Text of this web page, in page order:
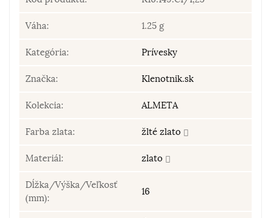
Váha: 1.25 g
Kategória: Prívesky
Značka: Klenotnik.sk
Kolekcia: ALMETA
Farba zlata: žlté zlato
Materiál: zlato
Dĺžka/Výška/Veľkosť
(mm):
16